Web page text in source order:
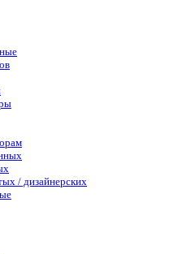
/ дизайнерских